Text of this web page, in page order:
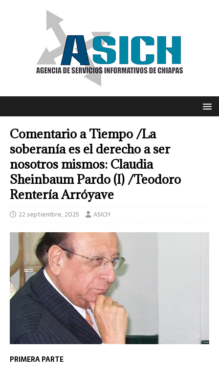
Comentario a Tiempo /La
soberanía es el derecho a ser
nosotros mismos: Claudia
Sheinbaum Pardo (I) /Teodoro
Rentería Arróyave
22 septiembre, 2025 ASICH
PRIMERA PARTE